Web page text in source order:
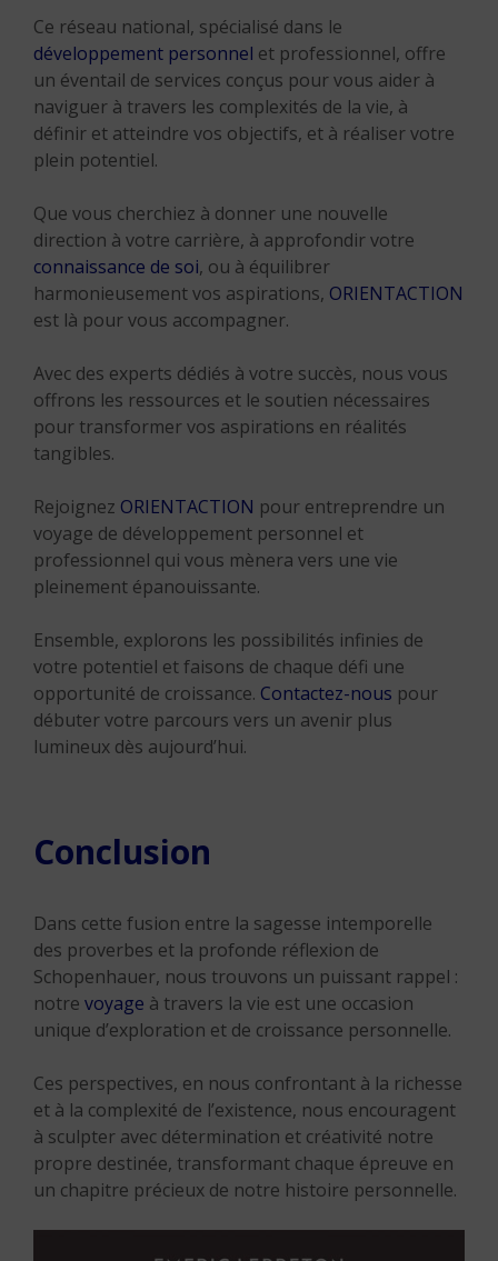
Ce réseau national, spécialisé dans le
développement personnel et professionnel, offre
un éventail de services conçus pour vous aider à
naviguer à travers les complexités de la vie, à
définir et atteindre vos objectifs, et à réaliser votre
plein potentiel.
Que vous cherchiez à donner une nouvelle
direction à votre carrière, à approfondir votre
connaissance de soi, ou à équilibrer
harmonieusement vos aspirations, ORIENTACTION
est là pour vous accompagner.
Avec des experts dédiés à votre succès, nous vous
offrons les ressources et le soutien nécessaires
pour transformer vos aspirations en réalités
tangibles.
Rejoignez ORIENTACTION pour entreprendre un
voyage de développement personnel et
professionnel qui vous mènera vers une vie
pleinement épanouissante.
Ensemble, explorons les possibilités infinies de
votre potentiel et faisons de chaque défi une
opportunité de croissance. Contactez-nous pour
débuter votre parcours vers un avenir plus
lumineux dès aujourd’hui.
Conclusion
Dans cette fusion entre la sagesse intemporelle
des proverbes et la profonde réflexion de
Schopenhauer, nous trouvons un puissant rappel :
notre voyage à travers la vie est une occasion
unique d’exploration et de croissance personnelle.
Ces perspectives, en nous confrontant à la richesse
et à la complexité de l’existence, nous encouragent
à sculpter avec détermination et créativité notre
propre destinée, transformant chaque épreuve en
un chapitre précieux de notre histoire personnelle.